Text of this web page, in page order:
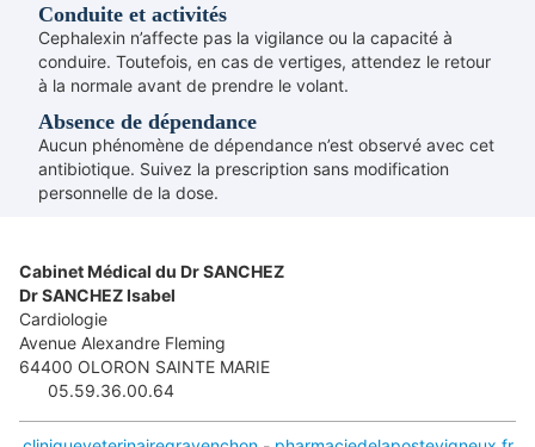
Conduite et activités
Cephalexin n’affecte pas la vigilance ou la capacité à
conduire. Toutefois, en cas de vertiges, attendez le retour
à la normale avant de prendre le volant.
Absence de dépendance
Aucun phénomène de dépendance n’est observé avec cet
antibiotique. Suivez la prescription sans modification
personnelle de la dose.
Cabinet Médical du Dr SANCHEZ
Dr SANCHEZ Isabel
Cardiologie
Avenue Alexandre Fleming
64400 OLORON SAINTE MARIE
05.59.36.00.64